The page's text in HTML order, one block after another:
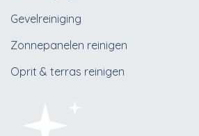
Gevelreiniging
Zonnepanelen reinigen
Oprit & terras reinigen